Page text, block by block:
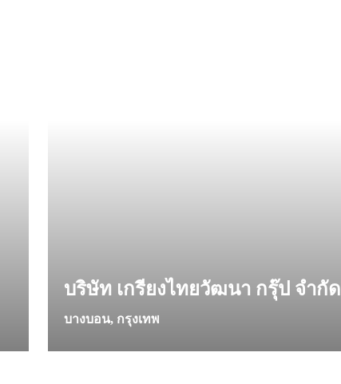
บริษัท เกรียงไทยวัฒนา กรุ๊ป จำกัด
บางบอน, กรุงเทพ